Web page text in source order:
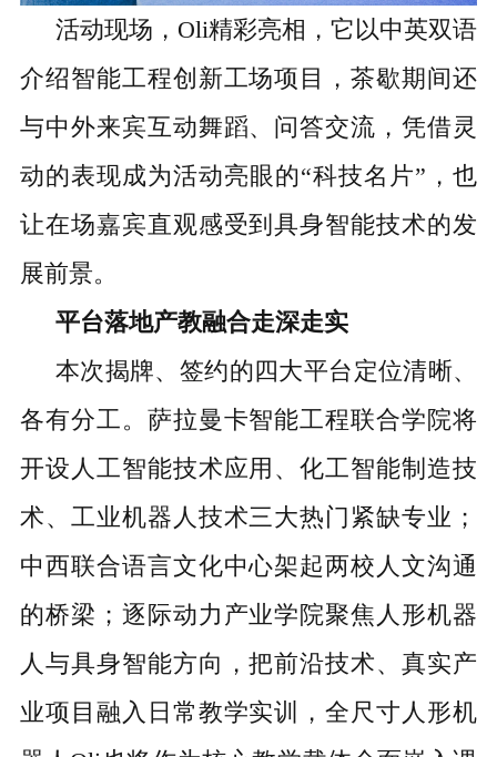
活动现场， Oli精彩亮相，它以中英双语
介绍智能工程创新工场项目，茶歇期间还
与中外来宾互动舞蹈、问答交流，凭借灵
动的表现成为活动亮眼的“科技名片”，也
让在场嘉宾直观感受到具身智能技术的发
展前景。
平台落地产教融合走深走实
本次揭牌、签约的四大平台定位清晰、
各有分工。萨拉曼卡智能工程联合学院将
开设人工智能技术应用、化工智能制造技
术、工业机器人技术三大热门紧缺专业；
中西联合语言文化中心架起两校人文沟通
的桥梁；逐际动力产业学院聚焦人形机器
人与具身智能方向，把前沿技术、真实产
业项目融入日常教学实训，全尺寸 人形机